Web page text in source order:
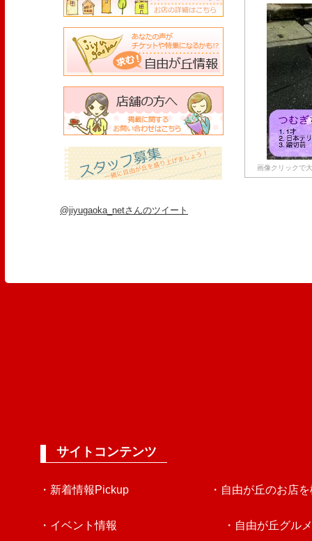
画像クリックで
@jiyugaoka_netさんのツイート
サイトコンテンツ
・新着情報Pickup
・イベント情報
・自由が丘のお店
・自由が丘グルメ